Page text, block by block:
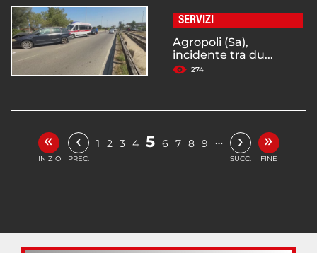
SERVIZI
Agropoli (Sa),
incidente tra du...
274
«
INIZIO
‹
PREC.
1 2 3 4 5 6 7 8 9 … ›
SUCC.
»
FINE